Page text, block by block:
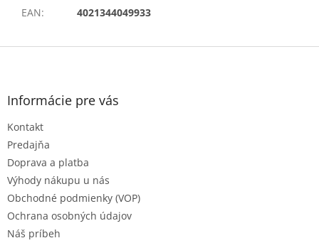
EAN: 4021344049933
Z
Informácie pre vás
Kontakt
Predajňa
Doprava a platba
Výhody nákupu u nás
Obchodné podmienky (VOP)
Ochrana osobných údajov
Náš príbeh